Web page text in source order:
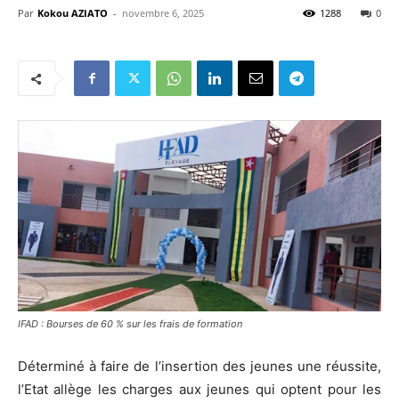
Par Kokou AZIATO - novembre 6, 2025 0
1288
IFAD : Bourses de 60 % sur les frais de formation
Déterminé à faire de l’insertion des jeunes une réussite,
l’Etat allège les charges aux jeunes qui optent pour les